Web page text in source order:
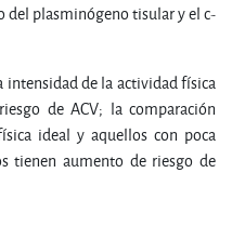
plasminógeno tisular y el c-
intensidad de la actividad física
de ACV; la comparación
ideal y aquellos con poca
tienen aumento de riesgo de